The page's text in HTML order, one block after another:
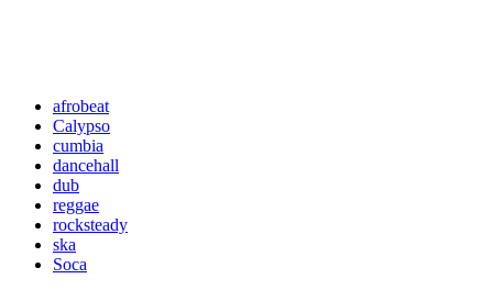
afrobeat
Calypso
cumbia
dancehall
dub
reggae
rocksteady
ska
Soca